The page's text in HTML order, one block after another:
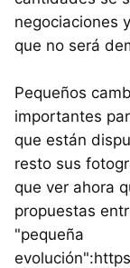
negociaciones
que no será
Pequeños
importantes
que están
resto sus
que ver ahora
propuestas
"pequeña